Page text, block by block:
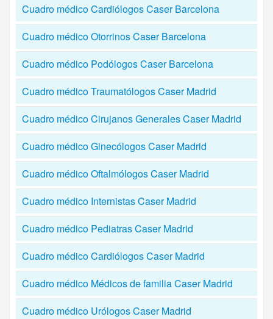
Cuadro médico Cardiólogos Caser Barcelona
Cuadro médico Otorrinos Caser Barcelona
Cuadro médico Podólogos Caser Barcelona
Cuadro médico Traumatólogos Caser Madrid
Cuadro médico Cirujanos Generales Caser Madrid
Cuadro médico Ginecólogos Caser Madrid
Cuadro médico Oftalmólogos Caser Madrid
Cuadro médico Internistas Caser Madrid
Cuadro médico Pediatras Caser Madrid
Cuadro médico Cardiólogos Caser Madrid
Cuadro médico Médicos de familia Caser Madrid
Cuadro médico Urólogos Caser Madrid